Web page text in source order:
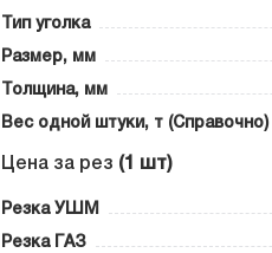
Тип уголка
Размер, мм
Толщина, мм
Вес одной штуки, т (Справочно)
Цена за рез (1 шт)
Резка УШМ
Резка ГАЗ